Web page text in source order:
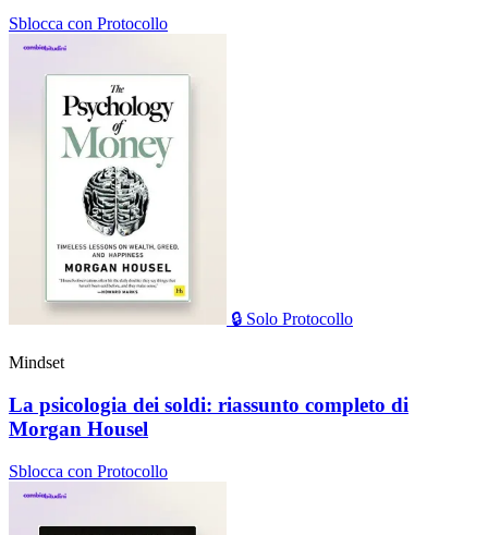
Sblocca con Protocollo
🔒 Solo Protocollo
Mindset
La psicologia dei soldi: riassunto completo di
Morgan Housel
Sblocca con Protocollo